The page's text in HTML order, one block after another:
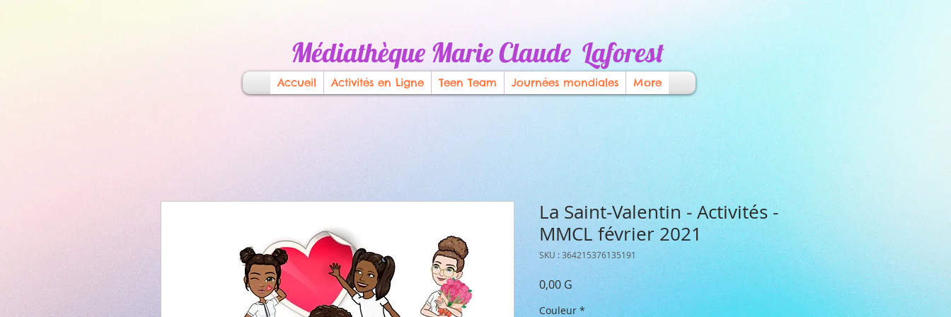
Médiathèque Marie Claude Laforest
Accueil Activités en Ligne Teen Team Journées mondiales More
La Saint-Valentin - Activités -
MMCL février 2021
SKU : 364215376135191
0,00 G
Couleur *